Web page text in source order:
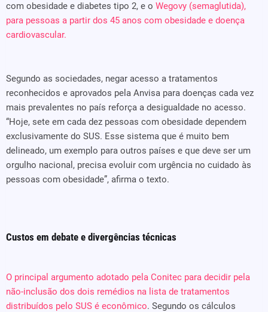
com obesidade e diabetes tipo 2, e o Wegovy (semaglutida),
para pessoas a partir dos 45 anos com obesidade e doença
cardiovascular.
Segundo as sociedades, negar acesso a tratamentos
reconhecidos e aprovados pela Anvisa para doenças cada vez
mais prevalentes no país reforça a desigualdade no acesso.
“Hoje, sete em cada dez pessoas com obesidade dependem
exclusivamente do SUS. Esse sistema que é muito bem
delineado, um exemplo para outros países e que deve ser um
orgulho nacional, precisa evoluir com urgência no cuidado às
pessoas com obesidade”, afirma o texto.
Custos em debate e divergências técnicas
O principal argumento adotado pela Conitec para decidir pela
não-inclusão dos dois remédios na lista de tratamentos
distribuídos pelo SUS é econômico. Segundo os cálculos